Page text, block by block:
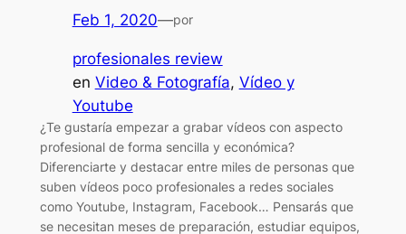
Feb 1, 2020—por
profesionales review
en Video & Fotografía, Vídeo y
Youtube
¿Te gustaría empezar a grabar vídeos con aspecto
profesional de forma sencilla y económica?
Diferenciarte y destacar entre miles de personas que
suben vídeos poco profesionales a redes sociales
como Youtube, Instagram, Facebook… Pensarás que
se necesitan meses de preparación, estudiar equipos,